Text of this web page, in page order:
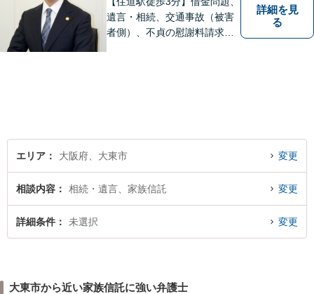
遺言・相続、交通事故（被害
者側）、不貞の慰謝料請求は
詳細を見
る
エリア 大阪府、大東市 変更
相談内容 相続・遺言、家族信託 変更
詳細条件 未選択 変更
大東市から近い家族信託に強い弁護士